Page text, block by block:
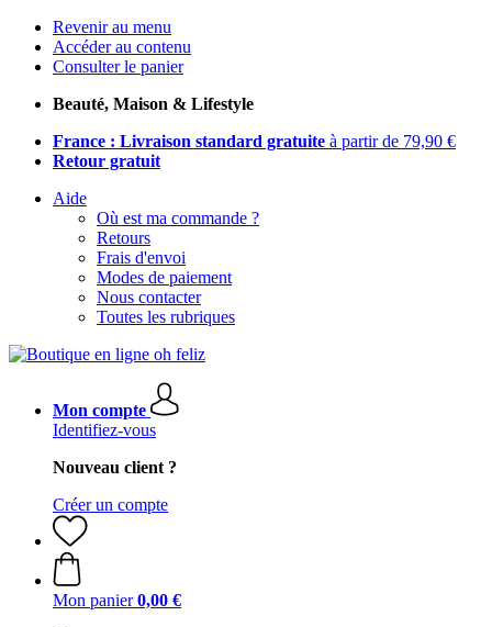
Revenir au menu
Accéder au contenu
Consulter le panier
Beauté, Maison & Lifestyle
France : Livraison standard gratuite à partir de 79,90 €
Retour gratuit
Aide
Où est ma commande ?
Retours
Frais d'envoi
Modes de paiement
Nous contacter
Toutes les rubriques
Mon compte
Identifiez-vous
Nouveau client ?
Créer un compte
Mon panier 0,00 €